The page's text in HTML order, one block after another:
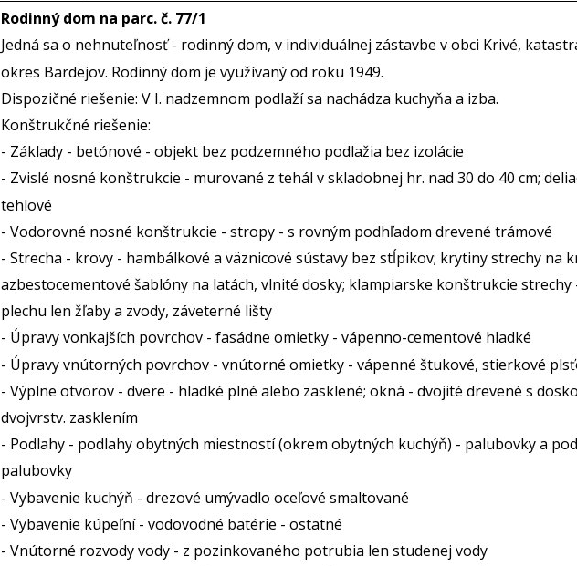
Rodinný dom na parc. č. 77/1
Jedná sa o nehnuteľnosť - rodinný dom, v individuálnej zástavbe v obci Krivé,
okres Bardejov. Rodinný dom je využívaný od roku 1949.
Dispozičné riešenie: V I. nadzemnom podlaží sa nachádza kuchyňa a izba.
Konštrukčné riešenie:
- Základy - betónové - objekt bez podzemného podlažia bez izolácie
- Zvislé nosné konštrukcie - murované z tehál v skladobnej hr. nad 30 do 40 cm;
tehlové
- Vodorovné nosné konštrukcie - stropy - s rovným podhľadom drevené trámové
- Strecha - krovy - hambálkové a väznicové sústavy bez stĺpikov; krytiny strechy na
azbestocementové šablóny na latách, vlnité dosky; klampiarske konštrukcie
plechu len žľaby a zvody, záveterné lišty
- Úpravy vonkajších povrchov - fasádne omietky - vápenno-cementové hladké
- Úpravy vnútorných povrchov - vnútorné omietky - vápenné štukové, stierkové
- Výplne otvorov - dvere - hladké plné alebo zasklené; okná - dvojité drevené s
dvojvrstv. zasklením
- Podlahy - podlahy obytných miestností (okrem obytných kuchýň) - palubovky a
palubovky
- Vybavenie kuchýň - drezové umývadlo oceľové smaltované
- Vybavenie kúpeľní - vodovodné batérie - ostatné
- Vnútorné rozvody vody - z pozinkovaného potrubia len studenej vody